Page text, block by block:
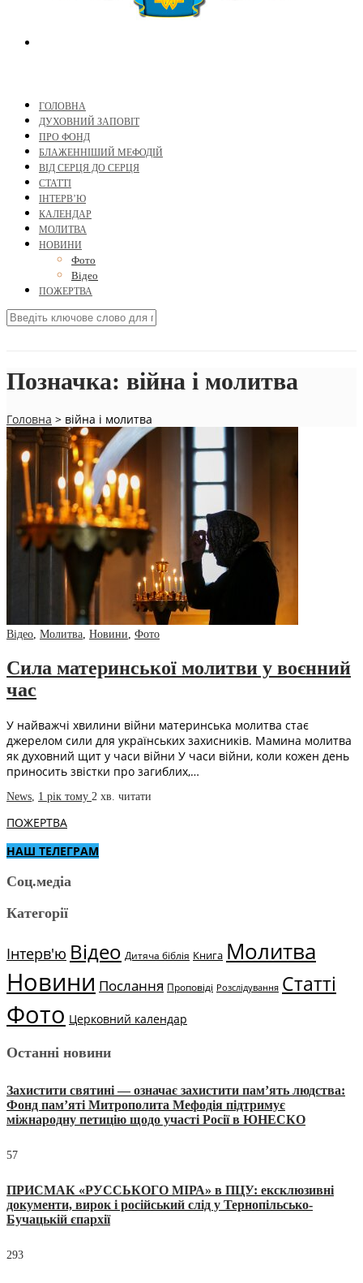
ГОЛОВНА
ДУХОВНИЙ ЗАПОВІТ
ПРО ФОНД
БЛАЖЕННІШИЙ МЕФОДІЙ
ВІД СЕРЦЯ ДО СЕРЦЯ
СТАТТІ
ІНТЕРВ’Ю
КАЛЕНДАР
МОЛИТВА
НОВИНИ
Фото
Відео
ПОЖЕРТВА
Позначка: війна і молитва
Головна > війна і молитва
Відео, Молитва, Новини, Фото
Сила материнської молитви у воєнний
час
У найважчі хвилини війни материнська молитва стає
джерелом сили для українських захисників. Мамина молитва
як духовний щит у часи війни У часи війни, коли кожен день
приносить звістки про загиблих,…
News, 1 рік тому 2 хв. читати
ПОЖЕРТВА
НАШ ТЕЛЕГРАМ
Соц.медіа
Категорії
Інтерв'ю Відео Дитяча біблія Книга Молитва
Новини Послання Проповіді Розслідування Статті
Фото Церковний календар
Останні новини
Захистити святині — означає захистити пам’ять людства:
Фонд пам’яті Митрополита Мефодія підтримує
міжнародну петицію щодо участі Росії в ЮНЕСКО
57
ПРИСМАК «РУССЬКОГО МІРА» в ПЦУ: ексклюзивні
документи, вирок і російський слід у Тернопільсько-
Бучацькій єпархії
293